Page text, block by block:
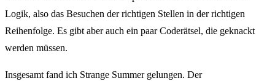
Logik, also das Besuchen der richtigen Stellen in der richtigen
Reihenfolge. Es gibt aber auch ein paar Coderätsel, die geknackt
werden müssen.
Insgesamt fand ich Strange Summer gelungen. Der